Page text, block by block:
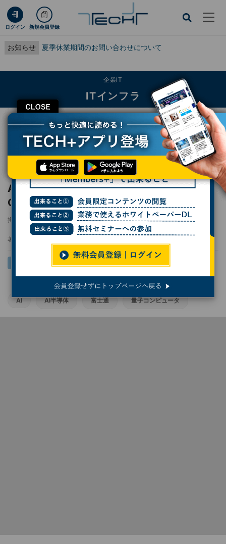
ログイン 新規会員登録
お知らせ 夏季休業期間のお問い合わせについて
CLOSE
企業IT
ITインフラ
TECH+ 企業IT
ITインフラ
AI・プロセッサ・量子コンピュータ、富士通CTOが開発ロードマップ語る - IR
レポート
AI・プロセッサ・量子コンピュータ、富士通
CTOが開発ロードマップ語る - IR Day 2025
掲載日 2025/09/11 13:18
著者：
AI AI半導体 富士通 量子コンピュータ